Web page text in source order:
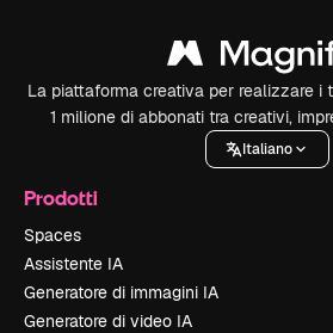
La piattaforma creativa per realizzare i
1 milione di abbonati tra creativi,
Italiano
Prodotti
Spaces
Assistente IA
Generatore di immagini IA
Generatore di video IA